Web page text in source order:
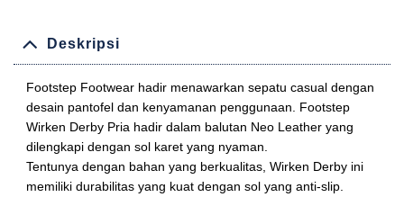
Deskripsi
Footstep Footwear hadir menawarkan sepatu casual dengan
desain pantofel dan kenyamanan penggunaan. Footstep
Wirken Derby Pria hadir dalam balutan Neo Leather yang
dilengkapi dengan sol karet yang nyaman.
Tentunya dengan bahan yang berkualitas, Wirken Derby ini
memiliki durabilitas yang kuat dengan sol yang anti-slip.